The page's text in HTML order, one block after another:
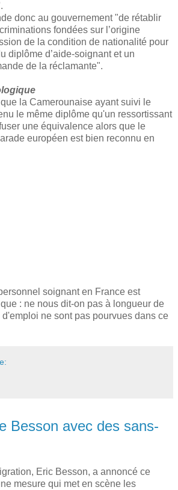
donc au gouvernement "de rétablir
fondées sur l’origine
de la condition de nationalité pour
diplôme d’aide-soignant et un
de la réclamante".
la Camerounaise ayant suivi le
le même diplôme qu'un ressortissant
une équivalence alors que le
européen est bien reconnu en
soignant en France est
: ne nous dit-on pas à longueur de
ne sont pas pourvues dans ce
Besson avec des sans-
Eric Besson, a annoncé ce
mesure qui met en scène les